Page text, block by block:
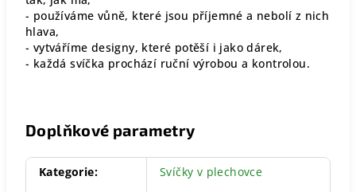
- používáme vůně, které jsou příjemné a nebolí z nich
hlava,
- vytváříme designy, které potěší i jako dárek,
- každá svíčka prochází ruční výrobou a kontrolou.
Doplňkové parametry
Kategorie:
Svíčky v plechovce